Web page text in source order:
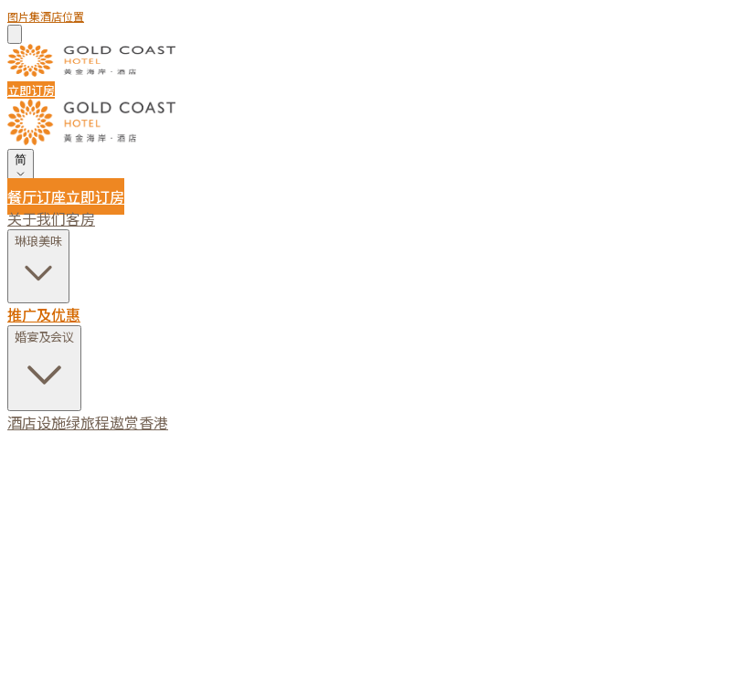
图片集酒店位置
立即订房
简
餐厅订座立即订房
关于我们客房
琳琅美味
推广及优惠
婚宴及会议
酒店设施绿旅程遨赏香港